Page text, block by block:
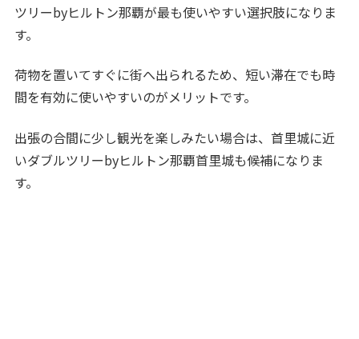
ツリーbyヒルトン那覇が最も使いやすい選択肢になりま
す。
荷物を置いてすぐに街へ出られるため、短い滞在でも時
間を有効に使いやすいのがメリットです。
出張の合間に少し観光を楽しみたい場合は、首里城に近
いダブルツリーbyヒルトン那覇首里城も候補になりま
す。